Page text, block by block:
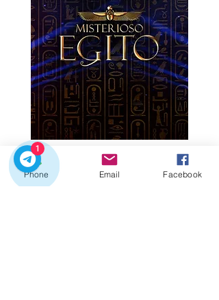
Phone Email Facebook
1